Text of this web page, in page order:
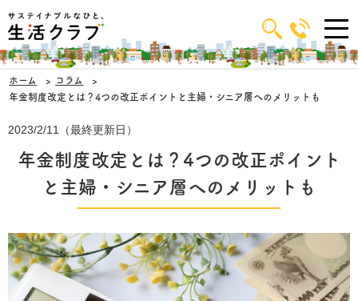
ホーム
コラム
年金制度改定とは？4つの改正ポイントと主婦・シニア層へのメリットも
2023/2/11（最終更新日）
年金制度改定とは？4つの改正ポイント
と主婦・シニア層へのメリットも